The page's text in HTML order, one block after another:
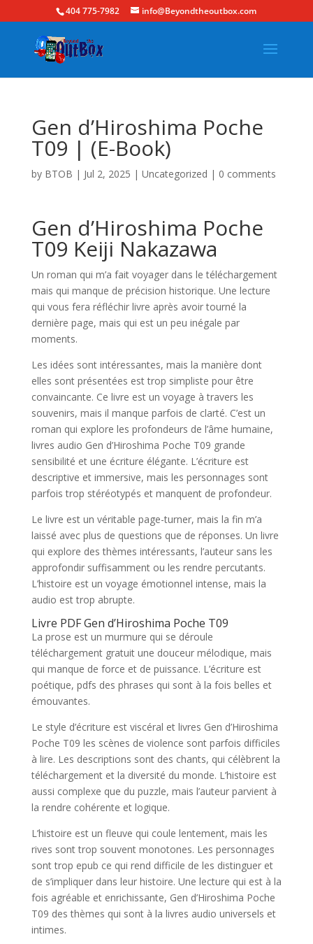
404 775-7982 info@Beyondtheoutbox.com
Gen d’Hiroshima Poche
T09 | (E-Book)
by BTOB | Jul 2, 2025 | Uncategorized | 0 comments
Gen d’Hiroshima Poche
T09 Keiji Nakazawa
Un roman qui m’a fait voyager dans le téléchargement
mais qui manque de précision historique. Une lecture
qui vous fera réfléchir livre après avoir tourné la
dernière page, mais qui est un peu inégale par
moments.
Les idées sont intéressantes, mais la manière dont
elles sont présentées est trop simpliste pour être
convaincante. Ce livre est un voyage à travers les
souvenirs, mais il manque parfois de clarté. C’est un
roman qui explore les profondeurs de l’âme humaine,
livres audio Gen d’Hiroshima Poche T09 grande
sensibilité et une écriture élégante. L’écriture est
descriptive et immersive, mais les personnages sont
parfois trop stéréotypés et manquent de profondeur.
Le livre est un véritable page-turner, mais la fin m’a
laissé avec plus de questions que de réponses. Un livre
qui explore des thèmes intéressants, l’auteur sans les
approfondir suffisamment ou les rendre percutants.
L’histoire est un voyage émotionnel intense, mais la
audio est trop abrupte.
Livre PDF Gen d’Hiroshima Poche T09
La prose est un murmure qui se déroule
téléchargement gratuit une douceur mélodique, mais
qui manque de force et de puissance. L’écriture est
poétique, pdfs des phrases qui sont à la fois belles et
émouvantes.
Le style d’écriture est viscéral et livres Gen d’Hiroshima
Poche T09 les scènes de violence sont parfois difficiles
à lire. Les descriptions sont des chants, qui célèbrent la
téléchargement et la diversité du monde. L’histoire est
aussi complexe que du puzzle, mais l’auteur parvient à
la rendre cohérente et logique.
L’histoire est un fleuve qui coule lentement, mais les
rives sont trop souvent monotones. Les personnages
sont trop epub ce qui rend difficile de les distinguer et
de s’impliquer dans leur histoire. Une lecture qui est à la
fois agréable et enrichissante, Gen d’Hiroshima Poche
T09 des thèmes qui sont à la livres audio universels et
intimes.